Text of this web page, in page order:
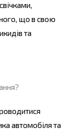
що в свою
та
автомобіля та